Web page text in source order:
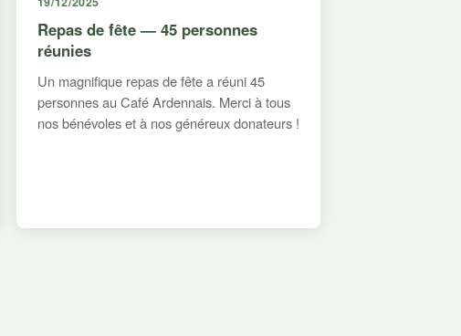
Repas de fête — 45 personnes
réunies
Un magnifique repas de fête a réuni 45
personnes au Café Ardennais. Merci à tous
nos bénévoles et à nos généreux donateurs !